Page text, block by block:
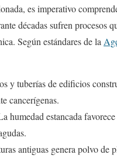
es imperativo
décadas sufren procesos
Según estándares de la
y tuberías de edificios
cancerígenas.
humedad estancada
antiguas genera polvo de